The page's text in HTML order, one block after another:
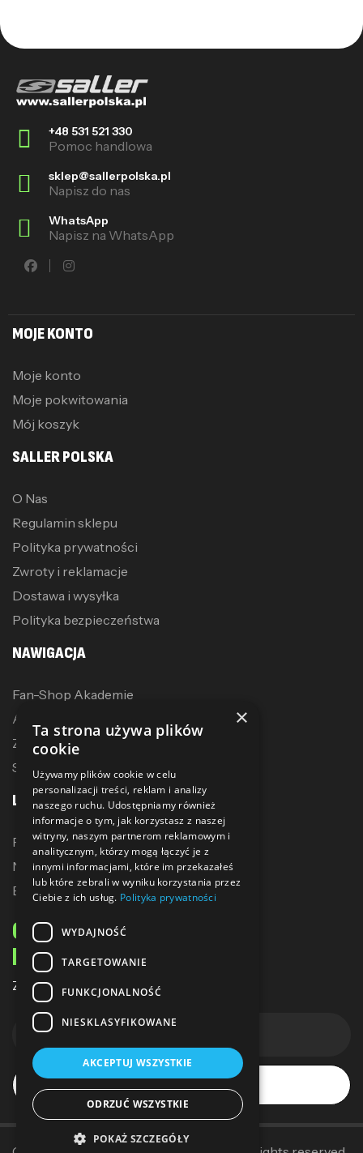
+48 531 521 330
Pomoc handlowa
sklep@sallerpolska.pl
Napisz do nas
WhatsApp
Napisz na WhatsApp
MOJE KONTO
Moje konto
Moje pokwitowania
Mój koszyk
SALLER POLSKA
O Nas
Regulamin sklepu
Polityka prywatności
Zwroty i reklamacje
Dostawa i wysyłka
Polityka bezpieczeństwa
NAWIGACJA
Fan-Shop Akademie
Akcesoria treningowe
Zostań dystrybutorem
Sublimacja
LINKI
Promocje
Nowe produkty
Bestsellery
ODBIERZ 10% ZNIŻKI
NA PIERWSZE ZAKUPY
Zapisz się do naszego newslettera
Subskrybuj
×
Ta strona używa plików
cookie
Używamy plików cookie w celu
personalizacji treści, reklam i analizy
naszego ruchu. Udostępniamy również
informacje o tym, jak korzystasz z naszej
witryny, naszym partnerom reklamowym i
analitycznym, którzy mogą łączyć je z
innymi informacjami, które im przekazałeś
lub które zebrali w wyniku korzystania przez
Ciebie z ich usług. Polityka prywatności
WYDAJNOŚĆ
TARGETOWANIE
FUNKCJONALNOŚĆ
NIESKLASYFIKOWANE
AKCEPTUJ WSZYSTKIE
ODRZUĆ WSZYSTKIE
POKAŻ SZCZEGÓŁY